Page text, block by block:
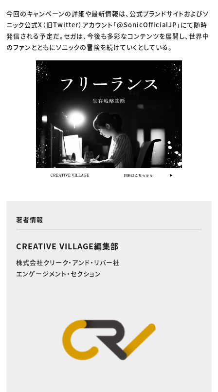
今回のキャンペーンの詳細や最新情報は、公式ブランドサイトおよびソ
ニック公式X（旧Twitter）アカウント「@SonicOfficialJP」にて随時
発信される予定だ。セガは、今後も多彩なコンテンツを展開し、世界中
のファンとともにソニックの冒険を続けていくとしている。
著者情報
CREATIVE VILLAGE編集部
株式会社クリーク・アンド・リバー社
エンゲージメント・セクション